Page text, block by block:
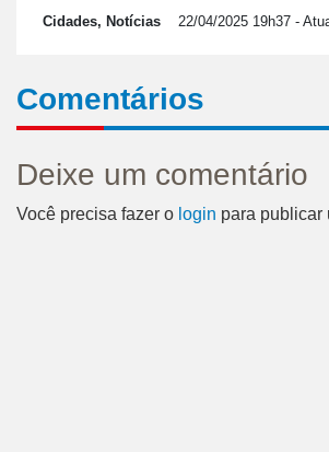
Cidades, Notícias 22/04/2025 19h37 -
Comentários
Deixe um comentário
Você precisa fazer o login para publicar